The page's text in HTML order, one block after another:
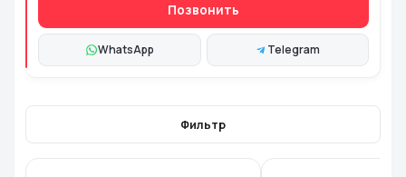
Позвонить
WhatsApp Telegram
Фильтр